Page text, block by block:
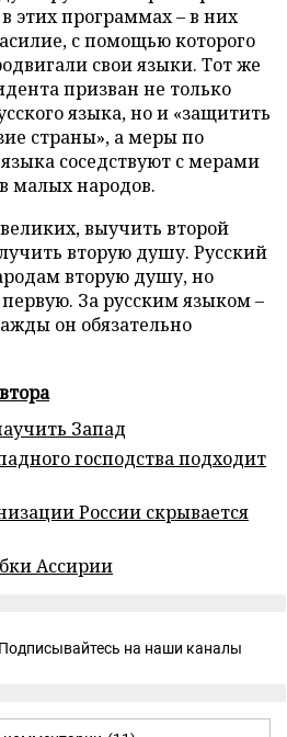
этих программах – в них
с помощью которого
свои языки. Тот же
призван не только
языка, но и «защитить
страны», а меры по
соседствуют с мерами
малых народов.
выучить второй
вторую душу. Русский
вторую душу, но
За русским языком –
он обязательно
Запад
господства подходит
России скрывается
Ассирии
Подписывайтесь на наши каналы